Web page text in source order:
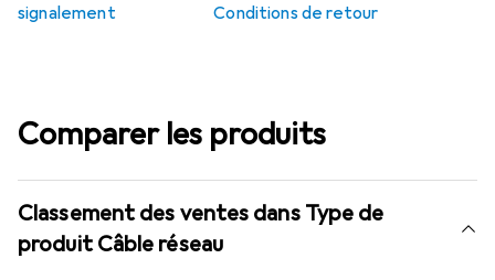
Conditions de retour
signalement
Comparer les produits
Classement des ventes dans Type de
produit Câble réseau